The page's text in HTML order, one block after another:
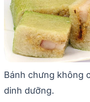
Bánh chưng không
dinh dưỡng.